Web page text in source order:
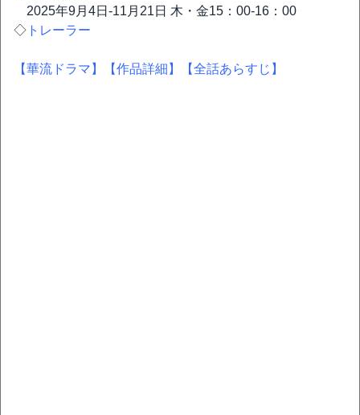
2025年9月4日-11月21日 木・金15：00-16：00
◇ トレーラー
【華流ドラマ】 【作品詳細】 【全話あらすじ】